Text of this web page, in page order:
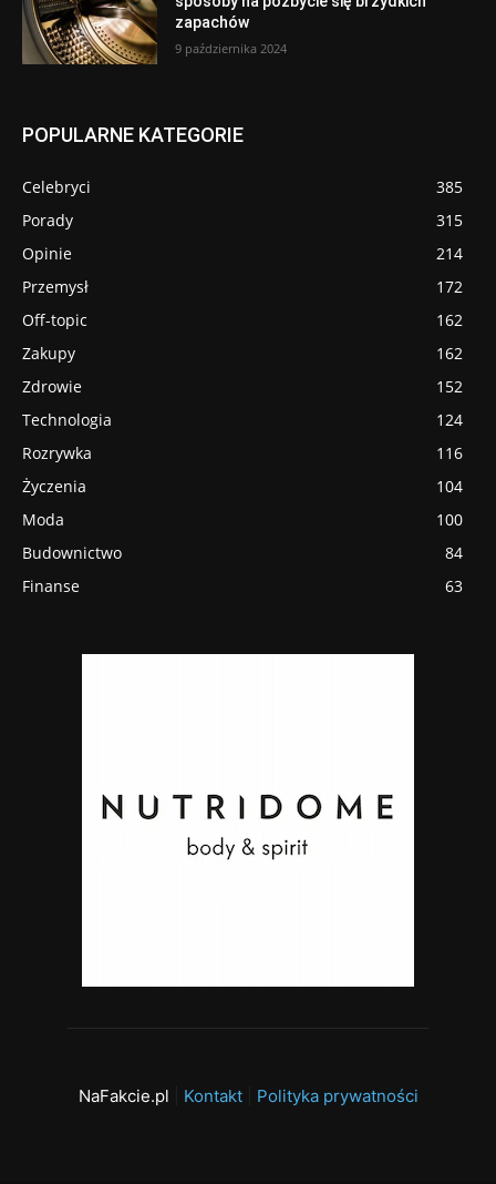
zapachów
9 października 2024
POPULARNE KATEGORIE
Celebryci
385
Porady
315
Opinie
214
Przemysł
172
Off-topic
162
Zakupy
162
Zdrowie
152
Technologia
124
Rozrywka
116
Życzenia
104
Moda
100
Budownictwo
84
Finanse
63
NaFakcie.pl Kontakt| Polityka prywatności